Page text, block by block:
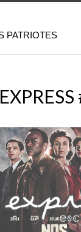
PATRIOTES